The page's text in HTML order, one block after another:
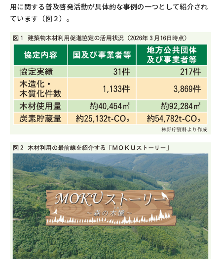
用に関する普及啓発活動が具体的な事例の一つとして紹介され
ています（図２）。